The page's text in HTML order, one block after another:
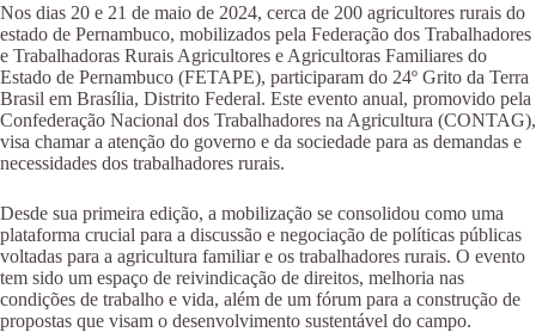
Nos dias 20 e 21 de maio de 2024, cerca de 200 agricultores rurais do
estado de Pernambuco, mobilizados pela Federação dos Trabalhadores
e Trabalhadoras Rurais Agricultores e Agricultoras Familiares do
Estado de Pernambuco (FETAPE), participaram do 24º Grito da Terra
Brasil em Brasília, Distrito Federal. Este evento anual, promovido pela
Confederação Nacional dos Trabalhadores na Agricultura (CONTAG),
visa chamar a atenção do governo e da sociedade para as demandas e
necessidades dos trabalhadores rurais.
Desde sua primeira edição, a mobilização se consolidou como uma
plataforma crucial para a discussão e negociação de políticas públicas
voltadas para a agricultura familiar e os trabalhadores rurais. O evento
tem sido um espaço de reivindicação de direitos, melhoria nas
condições de trabalho e vida, além de um fórum para a construção de
propostas que visam o desenvolvimento sustentável do campo.